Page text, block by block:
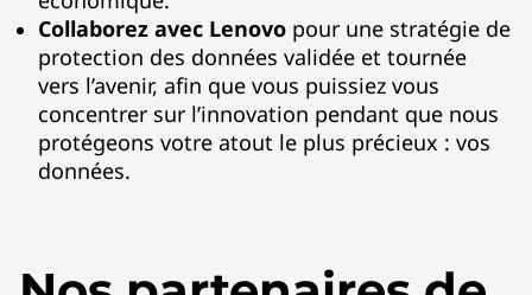
o Collaborez avec Lenovo pour une stratégie de
protection des données validée et tournée
vers l’avenir, afin que vous puissiez vous
concentrer sur l’innovation pendant que nous
protégeons votre atout le plus précieux : vos
données.